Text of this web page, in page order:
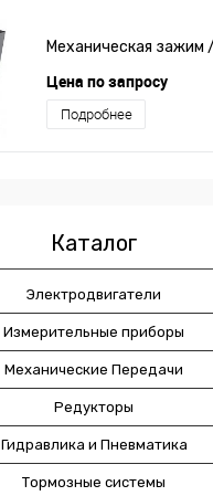
Механическая зажим
Цена по запросу
Подробнее
Каталог
Электродвигатели
Измерительные приборы
Механические Передачи
Редукторы
Гидравлика и Пневматика
Тормозные системы